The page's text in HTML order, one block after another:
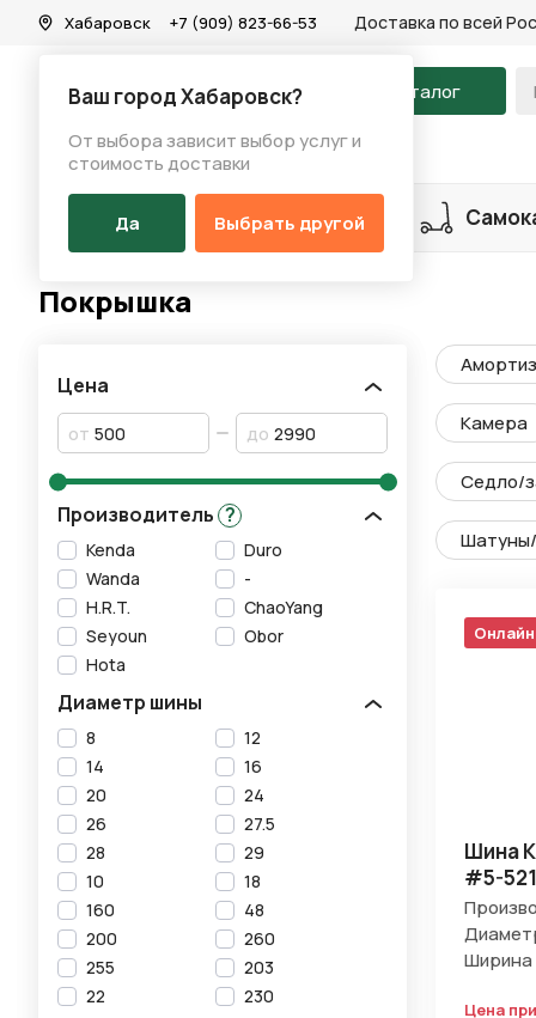
Хабаровск
Ваш город Хабаровск?
От выбора зависит выбор услуг и
стоимость доставки
Да Выбрать другой
+7 (909) 823-66-53 Доставка по всей
На главную Каталог
Каталог/Запчасти/Покрышка
Разделы каталога
Велосипеды
Покрышка
Цена
от до
Производитель ?
Kenda
Duro
Wanda
-
H.R.T.
ChaoYang
Seyoun
Obor
Hota
Диаметр шины
8
12
14
16
20
24
26
27.5
28
29
10
18
160
48
200
260
255
203
22
230
Камера
Седло/
Шина
#5-
Ширина
Цена